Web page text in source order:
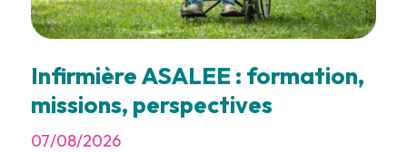
Infirmière ASALEE : formation,
missions, perspectives
07/08/2026